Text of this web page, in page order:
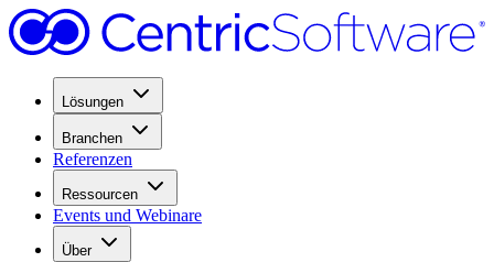
Lösungen
Branchen
Referenzen
Ressourcen
Events und Webinare
Über